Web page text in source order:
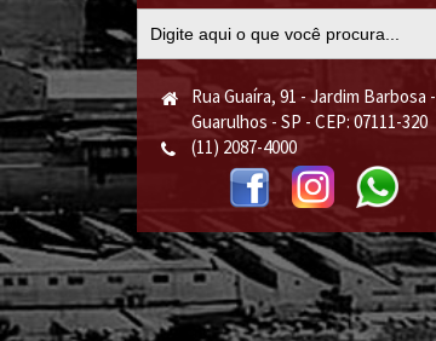
Rua Guaíra, 91 - Jardim Barbosa -
Guarulhos - SP - CEP: 07111-320
(11) 2087-4000